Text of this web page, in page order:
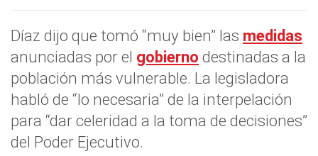
Díaz dijo que tomó “muy bien” las medidas
anunciadas por el gobierno destinadas a la
población más vulnerable. La legisladora
habló de “lo necesaria” de la interpelación
para “dar celeridad a la toma de decisiones”
del Poder Ejecutivo.